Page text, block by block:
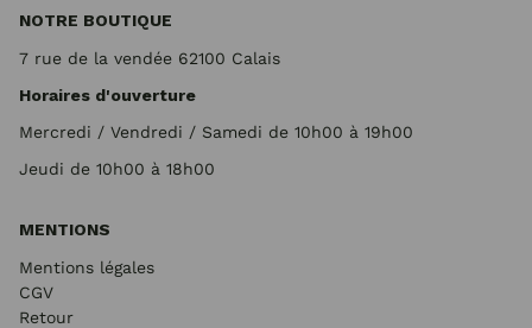
NOTRE BOUTIQUE
7 rue de la vendée 62100 Calais
Horaires d'ouverture
Mercredi / Vendredi / Samedi de 10h00 à 19h00
Jeudi de 10h00 à 18h00
MENTIONS
Mentions légales
CGV
Retour